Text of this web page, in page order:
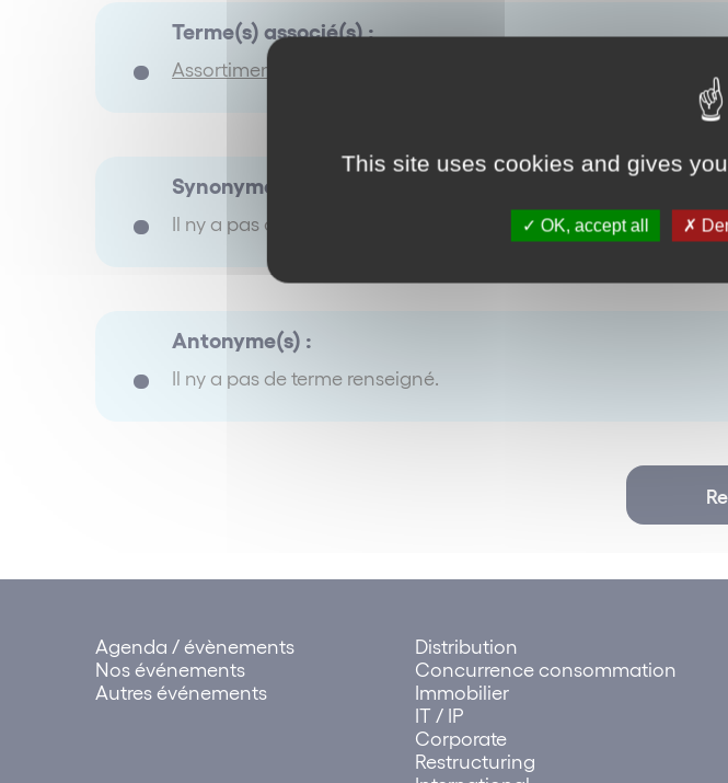
Terme(s) associé(s) :
Assortiment
Synonyme(s) :
Il ny a pas de terme renseigné.
Antonyme(s) :
Il ny a pas de terme renseigné.
Agenda / évènements
Nos événements
Autres événements
Distribution
Concurrence consommation
Immobilier
IT / IP
Corporate
Restructuring
This site uses cookies and gives
OK, accept all